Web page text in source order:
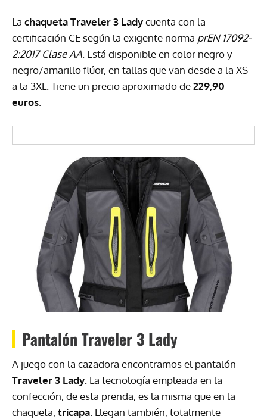
La chaqueta Traveler 3 Ladycuenta con la
certificación CE según la exigente norma prEN 17092-
2:2017 Clase AA . Está disponible en color negro y
negro/amarillo flúor, en tallas que van desde a la XS
a la 3XL. Tiene un precio aproximado de229,90
euros
Pantalón Traveler 3 Lady
A juego con la cazadora encontramos el pantalón
Traveler 3 Lady. La tecnología empleada en la
confección, de esta prenda, es la misma que en la
chaqueta;tricapa . Llegan también, totalmente